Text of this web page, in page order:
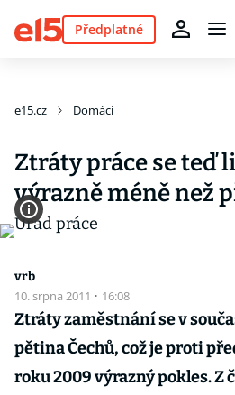
Předplatné
e15.cz Domácí
Ztráty práce se teď
výrazně méně než
vrb
10. srpna 2011 · 16:08
Ztráty zaměstnání se v
pětina Čechů, což je proti
roku 2009 výrazný pokles. Z